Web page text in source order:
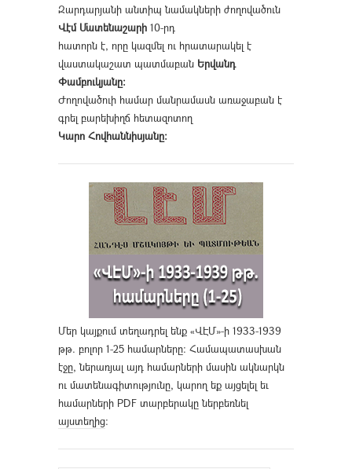
Զարդարյանի անտիպ նամակների ժողովածուն
Վէմ Մատենաշարի 10-րդ
հատորն է, որը կազմել ու հրատարակել է
վաստակաշատ պատմաբան Երվանդ
Փամբուկյանը։
Ժողովածուի համար մանրամասն առաջաբան է
գրել բարեխիղճ հետազոտող
Կարո Հովհաննիսյանը։
Մեր կայքում տեղադրել ենք «ՎԷՄ»-ի 1933-1939
թթ. բոլոր 1-25 համարները։ Համապատասխան
էջը, ներառյալ այդ համարների մասին ակնարկն
ու մատենագիտությունը, կարող եք այցելել եւ
համարների PDF տարբերակը ներբեռնել
այստեղից։